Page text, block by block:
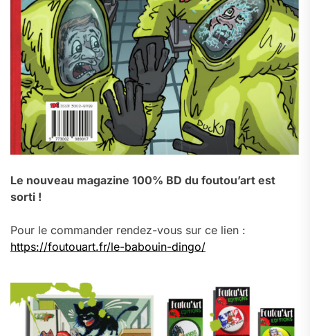
Le nouveau magazine 100% BD du foutou’art est
sorti !
Pour le commander rendez-vous sur ce lien :
https://foutouart.fr/le-babouin-dingo/